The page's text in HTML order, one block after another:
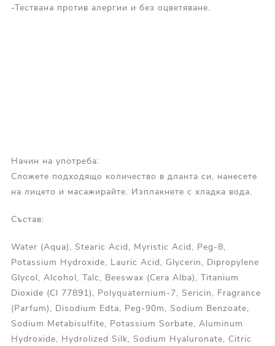
-Тествана против алергии и без оцветяване.
Начин на употреба:
Сложете подходящо количество в дланта си, нанесете
на лицето и масажирайте. Изплакнете с хладка вода.
Състав:
Water (Aqua), Stearic Acid, Myristic Acid, Peg-8,
Potassium Hydroxide, Lauric Acid, Glycerin, Dipropylene
Glycol, Alcohol, Talc, Beeswax (Cera Alba), Titanium
Dioxide (Cl 77891), Polyquaternium-7, Sericin, Fragrance
(Parfum), Disodium Edta, Peg-90m, Sodium Benzoate,
Sodium Metabisulfite, Potassium Sorbate, Aluminum
Hydroxide, Hydrolized Silk, Sodium Hyaluronate, Citric